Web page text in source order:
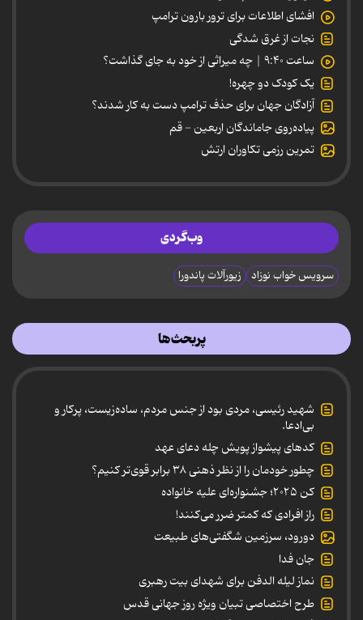
افشای اطلاعات برای ترور بارون ترامپ
نجات از غرق شدگی
ساعت ۹:۴۰ | چه میراثی از خود به جای گذاشت؟
یک کودک دو چهره!
آزادگان جهان برای حذف ترامپ دست به کار شدند؟
پیاده‌روی جاماندگان اربعین - قم
تمرین رزمی تکاوران ارتش
وب‌گردی
سرویس خواب نوزاد زیورآلات پاندورا
پربحث‌ها
شهید رئیسی، مردی بود از جنس مردم، ساده‌زیست، پرکار و
بی‌ادعا.
کدهای پیشواز پویش چله دعای عهد
چطور خودمان را از نظر ذهنی ۳۸ برابر قوی‌تر کنیم؟
کن ۲۰۲۵؛ جشنواره‌ای علیه خانواده
راز افرادی که کمتر ضرر می‌کنند!
دورود، سرزمین شگفتی‌های طبیعت
جان فدا
نماز لیله الدفن برای شهدای بیت رهبری
طرح اختصاصی تبیان ویژه روز جهانی قدس